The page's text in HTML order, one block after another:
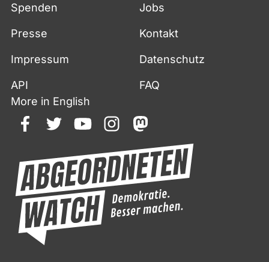
Spenden Jobs
Presse Kontakt
Impressum Datenschutz
API
FAQ
More in English
facebooktwitteryoutubeinstagrammastodon